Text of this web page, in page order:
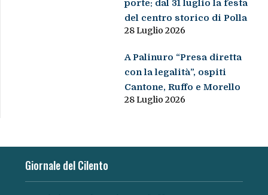
porte: dal 31 luglio la festa
del centro storico di Polla
28 Luglio 2026
A Palinuro “Presa diretta
con la legalità”, ospiti
Cantone, Ruffo e Morello
28 Luglio 2026
Giornale del Cilento